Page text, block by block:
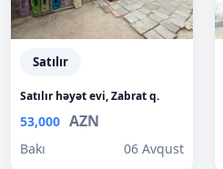
Satılır
Satılır həyət evi, Zabrat q.
53,000 AZN
Bakı 06 Avqust